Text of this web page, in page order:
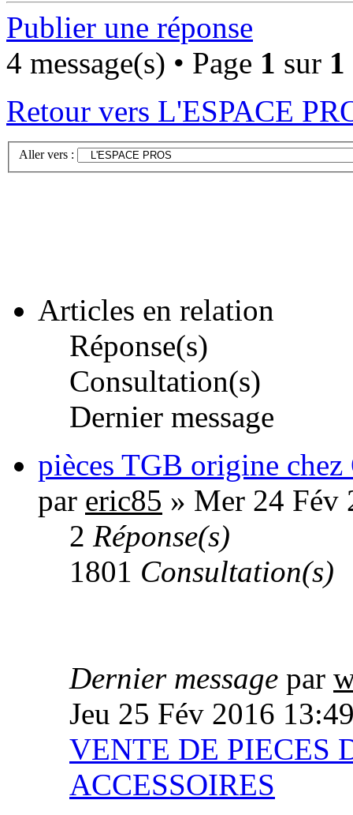
Publier une réponse
4 message(s) • Page 1 sur 1
Retour vers L'ESPACE
Aller vers :
Articles en relation
Réponse(s)
Consultation(s)
Dernier message
pièces TGB origine
par eric85 » Mer 24 Fév
2 Réponse(s)
1801 Consultation(s)
Dernier message par
Jeu 25 Fév 2016
VENTE DE PIECES
ACCESSOIRES